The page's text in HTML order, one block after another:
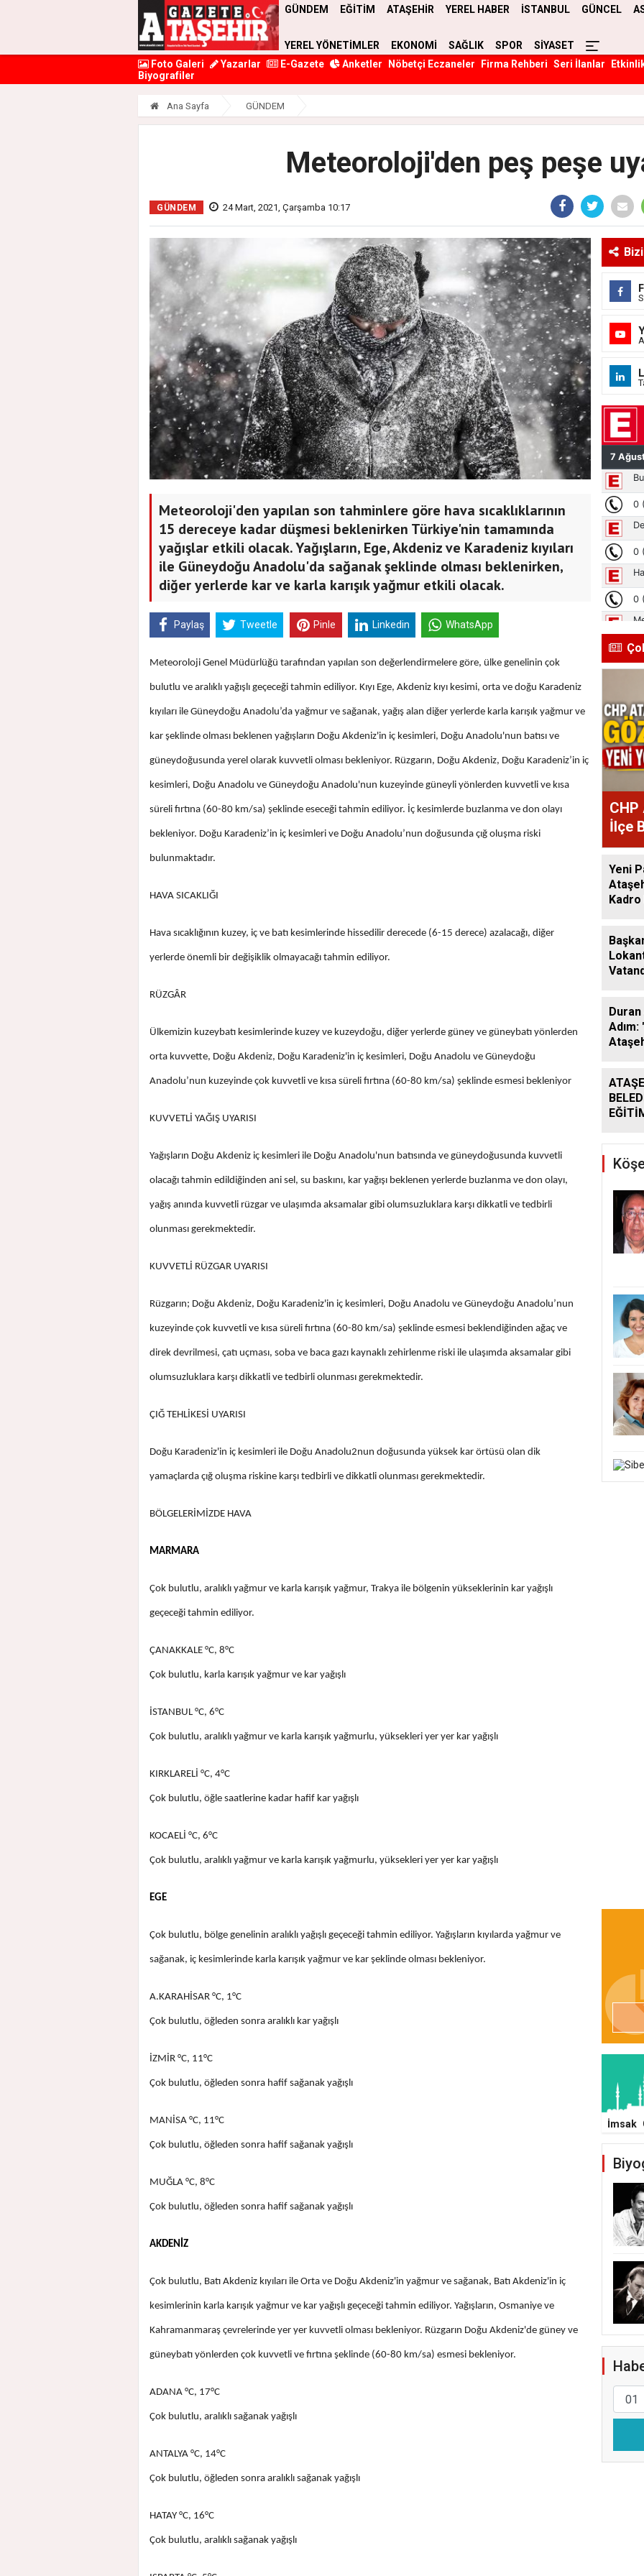
GÜNDEM EĞİTİM ATAŞEHİR YEREL HABER İSTANBUL GÜNCEL
YEREL YÖNETİMLER EKONOMİ SAĞLIK SPOR
SİYASET
Foto Galeri
Yazarlar E-Gazete Anketler Nöbetçi Eczaneler Firma Rehberi Seri İlanlar
Biyografiler
Ana Sayfa GÜNDEM
Meteoroloji'den peş peşe
GÜNDEM 24 Mart, 2021, Çarşamba 10:17
Meteoroloji'den yapılan son tahminlere göre hava sıcaklıklarının
15 dereceye kadar düşmesi beklenirken Türkiye'nin tamamında
yağışlar etkili olacak. Yağışların, Ege, Akdeniz ve Karadeniz kıyıları
ile Güneydoğu Anadolu'da sağanak şeklinde olması beklenirken,
diğer yerlerde kar ve karla karışık yağmur etkili olacak.
Paylaş Tweetle Pinle Linkedin WhatsApp
Meteoroloji Genel Müdürlüğü tarafından yapılan son değerlendirmelere göre, ülke genelinin çok
bulutlu ve aralıklı yağışlı geçeceği tahmin ediliyor. Kıyı Ege, Akdeniz kıyı kesimi, orta ve doğu Karadeniz
kıyıları ile Güneydoğu Anadolu’da yağmur ve sağanak, yağış alan diğer yerlerde karla karışık yağmur ve
kar şeklinde olması beklenen yağışların Doğu Akdeniz'in iç kesimleri, Doğu Anadolu'nun batısı ve
güneydoğusunda yerel olarak kuvvetli olması bekleniyor. Rüzgarın, Doğu Akdeniz, Doğu Karadeniz’in iç
kesimleri, Doğu Anadolu ve Güneydoğu Anadolu'nun kuzeyinde güneyli yönlerden kuvvetli ve kısa
süreli fırtına (60-80 km/sa) şeklinde eseceği tahmin ediliyor. İç kesimlerde buzlanma ve don olayı
bekleniyor. Doğu Karadeniz’in iç kesimleri ve Doğu Anadolu’nun doğusunda çığ oluşma riski
bulunmaktadır.
HAVA SICAKLIĞI
Hava sıcaklığının kuzey, iç ve batı kesimlerinde hissedilir derecede (6-15 derece) azalacağı, diğer
yerlerde önemli bir değişiklik olmayacağı tahmin ediliyor.
RÜZGÂR
Ülkemizin kuzeybatı kesimlerinde kuzey ve kuzeydoğu, diğer yerlerde güney ve güneybatı yönlerden
orta kuvvette, Doğu Akdeniz, Doğu Karadeniz'in iç kesimleri, Doğu Anadolu ve Güneydoğu
Anadolu’nun kuzeyinde çok kuvvetli ve kısa süreli fırtına (60-80 km/sa) şeklinde esmesi bekleniyor
KUVVETLİ YAĞIŞ UYARISI
Yağışların Doğu Akdeniz iç kesimleri ile Doğu Anadolu'nun batısında ve güneydoğusunda kuvvetli
olacağı tahmin edildiğinden ani sel, su baskını, kar yağışı beklenen yerlerde buzlanma ve don olayı,
yağış anında kuvvetli rüzgar ve ulaşımda aksamalar gibi olumsuzluklara karşı dikkatli ve tedbirli
olunması gerekmektedir.
KUVVETLİ RÜZGAR UYARISI
Rüzgarın; Doğu Akdeniz, Doğu Karadeniz'in iç kesimleri, Doğu Anadolu ve Güneydoğu Anadolu’nun
kuzeyinde çok kuvvetli ve kısa süreli fırtına (60-80 km/sa) şeklinde esmesi beklendiğinden ağaç ve
direk devrilmesi, çatı uçması, soba ve baca gazı kaynaklı zehirlenme riski ile ulaşımda aksamalar gibi
olumsuzluklara karşı dikkatli ve tedbirli olunması gerekmektedir.
ÇIĞ TEHLİKESİ UYARISI
Doğu Karadeniz'in iç kesimleri ile Doğu Anadolu2nun doğusunda yüksek kar örtüsü olan dik
yamaçlarda çığ oluşma riskine karşı tedbirli ve dikkatli olunması gerekmektedir.
BÖLGELERİMİZDE HAVA
MARMARA
Çok bulutlu, aralıklı yağmur ve karla karışık yağmur, Trakya ile bölgenin yükseklerinin kar yağışlı
geçeceği tahmin ediliyor.
ÇANAKKALE °C, 8°C
Çok bulutlu, karla karışık yağmur ve kar yağışlı
İSTANBUL °C, 6°C
Çok bulutlu, aralıklı yağmur ve karla karışık yağmurlu, yüksekleri yer yer kar yağışlı
KIRKLARELİ °C, 4°C
Çok bulutlu, öğle saatlerine kadar hafif kar yağışlı
KOCAELİ °C, 6°C
Çok bulutlu, aralıklı yağmur ve karla karışık yağmurlu, yüksekleri yer yer kar yağışlı
EGE
Çok bulutlu, bölge genelinin aralıklı yağışlı geçeceği tahmin ediliyor. Yağışların kıyılarda yağmur ve
sağanak, iç kesimlerinde karla karışık yağmur ve kar şeklinde olması bekleniyor.
A.KARAHİSAR °C, 1°C
Çok bulutlu, öğleden sonra aralıklı kar yağışlı
İZMİR °C, 11°C
Çok bulutlu, öğleden sonra hafif sağanak yağışlı
MANİSA °C, 11°C
Çok bulutlu, öğleden sonra hafif sağanak yağışlı
MUĞLA °C, 8°C
Çok bulutlu, öğleden sonra hafif sağanak yağışlı
AKDENİZ
Çok bulutlu, Batı Akdeniz kıyıları ile Orta ve Doğu Akdeniz'in yağmur ve sağanak, Batı Akdeniz'in iç
kesimlerinin karla karışık yağmur ve kar yağışlı geçeceği tahmin ediliyor. Yağışların, Osmaniye ve
Kahramanmaraş çevrelerinde yer yer kuvvetli olması bekleniyor. Rüzgarın Doğu Akdeniz'de güney ve
güneybatı yönlerden çok kuvvetli ve fırtına şeklinde (60-80 km/sa) esmesi bekleniyor.
ADANA °C, 17°C
Çok bulutlu, aralıklı sağanak yağışlı
ANTALYA °C, 14°C
Çok bulutlu, öğleden sonra aralıklı sağanak yağışlı
HATAY °C, 16°C
Çok bulutlu, aralıklı sağanak yağışlı
CHP
İlçe
Yeni
Adım:
İmsak